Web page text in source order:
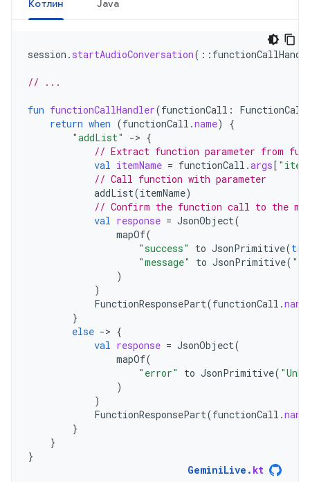
Котлин Java
session . startAudioConversation( ::
// ...
fun functionCallHandler(functionCall :
return when (functionCall .name)
{
"addList"
-> {
// Extract function parameter from
val itemName = functionCall .args[
// Call function with parameter
addList(itemName)
// Confirm the function call to the
val response = JsonObject(
mapOf(
"success"
to JsonPrimitive(
"message"
to JsonPrimitive(
)
)
FunctionResponsePart(functionCall .name
}
else -> {
val response = JsonObject(
mapOf(
"error"
to JsonPrimitive(
)
)
FunctionResponsePart(functionCall .name
}
}
}
GeminiLive . kt